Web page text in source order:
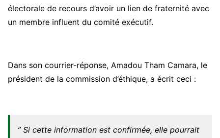
électorale de recours d’avoir un lien de fraternité avec
un membre influent du comité exécutif.
Dans son courrier-réponse, Amadou Tham Camara, le
président de la commission d’éthique, a écrit ceci :
” Si cette information est confirmée, elle pourrait